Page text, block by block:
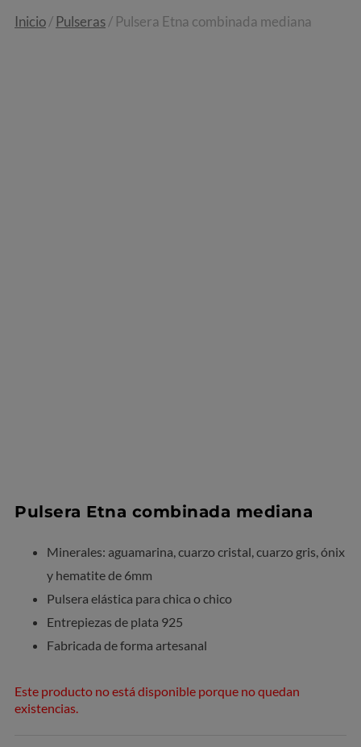
Inicio/ Pulseras/ Pulsera Etna combinada mediana
Pulsera Etna combinada mediana
Minerales: aguamarina, cuarzo cristal, cuarzo gris, ónix
y hematite de 6mm
Pulsera elástica para chica o chico
Entrepiezas de plata 925
Fabricada de forma artesanal
Este producto no está disponible porque no quedan
existencias.